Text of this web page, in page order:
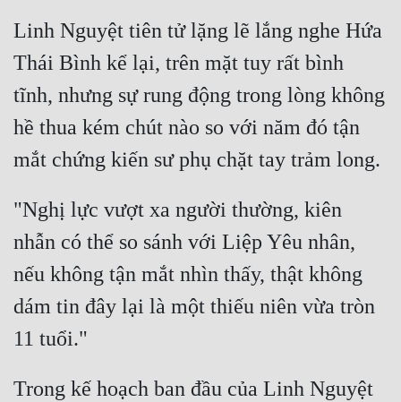
Cổ Đại
Du Hí
Dã Sử
Dị Giới
Dị Năng
Gia Đấu
Góc Nhìn Nam
Góc Nhìn Nữ
Huyền Huyễn
Huyền Nghi
Huyền Ảo
Linh Nguyệt tiên tử lặng lẽ lắng nghe Hứa
Thái Bình kể lại, trên mặt tuy rất bình
tĩnh, nhưng sự rung động trong lòng không
hề thua kém chút nào so với năm đó tận
"Nghị lực vượt xa người thường, kiên
nhẫn có thể so sánh với Liệp Yêu nhân,
nếu không tận mắt nhìn thấy, thật không
dám tin đây lại là một thiếu niên vừa tròn
Trong kế hoạch ban đầu của Linh Nguyệt